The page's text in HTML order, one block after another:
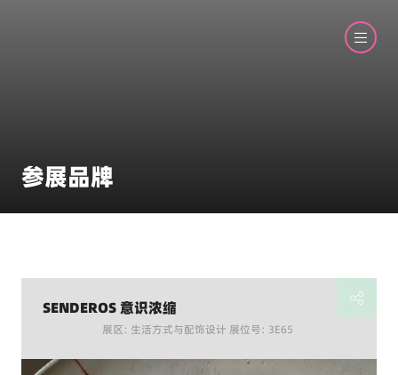
参展品牌
SENDEROS 意识浓缩
展区: 生活方式与配饰设计 展位号: 3E65